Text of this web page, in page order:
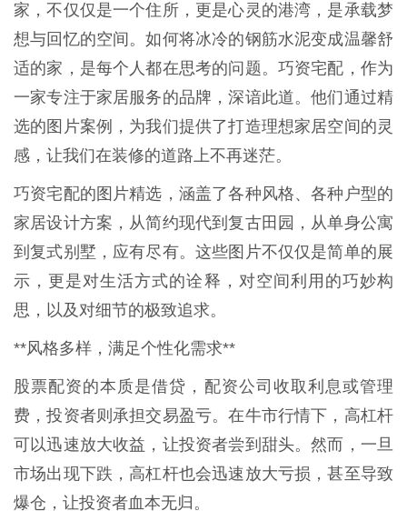
家，不仅仅是一个住所，更是心灵的港湾，是承载梦
想与回忆的空间。如何将冰冷的钢筋水泥变成温馨舒
适的家，是每个人都在思考的问题。巧资宅配，作为
一家专注于家居服务的品牌，深谙此道。他们通过精
选的图片案例，为我们提供了打造理想家居空间的灵
感，让我们在装修的道路上不再迷茫。
巧资宅配的图片精选，涵盖了各种风格、各种户型的
家居设计方案，从简约现代到复古田园，从单身公寓
到复式别墅，应有尽有。这些图片不仅仅是简单的展
示，更是对生活方式的诠释，对空间利用的巧妙构
思，以及对细节的极致追求。
**风格多样，满足个性化需求**
股票配资的本质是借贷，配资公司收取利息或管理
费，投资者则承担交易盈亏。在牛市行情下，高杠杆
可以迅速放大收益，让投资者尝到甜头。然而，一旦
市场出现下跌，高杠杆也会迅速放大亏损，甚至导致
爆仓，让投资者血本无归。